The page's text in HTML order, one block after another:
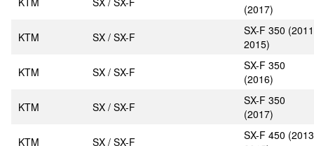
(2017)
KTM
SX / SX-F
SX-F 350
2015)
KTM
SX / SX-F
SX-F 350
(2016)
KTM
SX / SX-F
SX-F 350
(2017)
KTM
SX / SX-F
SX-F 450